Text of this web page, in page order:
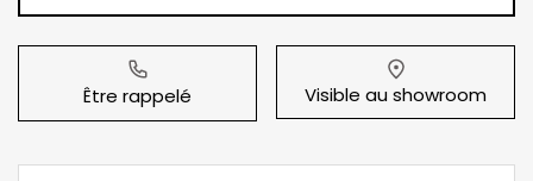
Être rappelé Visible au showroom